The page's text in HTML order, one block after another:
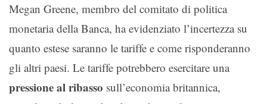
Megan Greene, membro del comitato di politica
monetaria della Banca, ha evidenziato l’incertezza su
quanto estese saranno le tariffe e come risponderanno
gli altri paesi. Le tariffe potrebbero esercitare una
pressione al ribasso sull’economia britannica,